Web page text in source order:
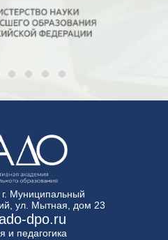
г. Муниципальный
ул. Мытная, дом 23
dpo.ru
и педагогика